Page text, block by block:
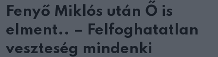
Fenyő Miklós után Ő is
elment.. – Felfoghatatlan
veszteség mindenki